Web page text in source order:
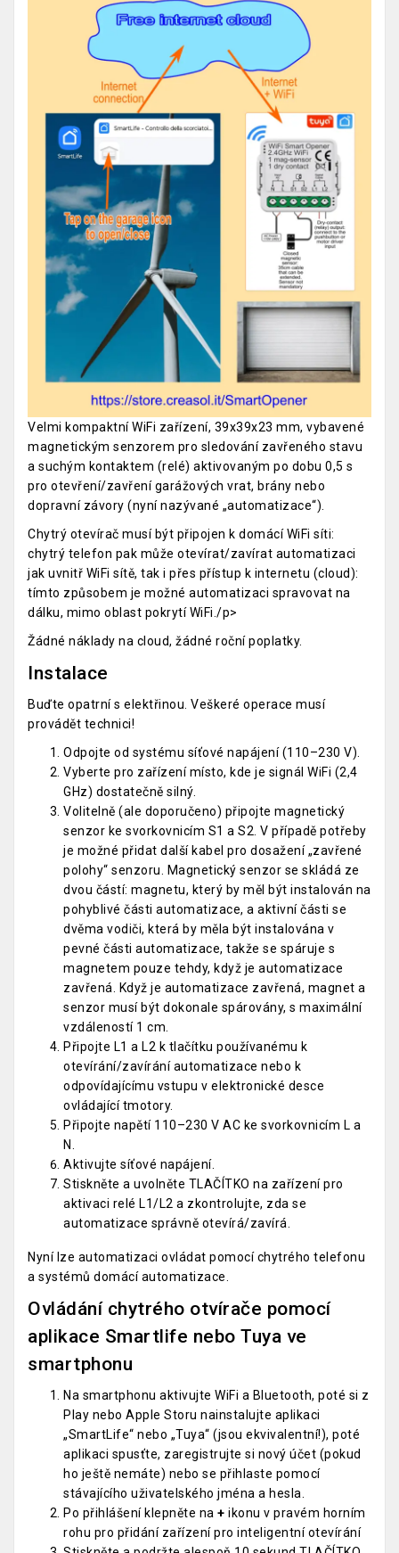
Velmi kompaktní WiFi zařízení, 39x39x23 mm, vybavené
magnetickým senzorem pro sledování zavřeného stavu
a suchým kontaktem (relé) aktivovaným po dobu 0,5 s
pro otevření/zavření garážových vrat, brány nebo
dopravní závory (nyní nazývané „automatizace“).
Chytrý otevírač musí být připojen k domácí WiFi síti:
chytrý telefon pak může otevírat/zavírat automatizaci
jak uvnitř WiFi sítě, tak i přes přístup k internetu (cloud):
tímto způsobem je možné automatizaci spravovat na
dálku, mimo oblast pokrytí WiFi./p>
Žádné náklady na cloud, žádné roční poplatky.
Instalace
Buďte opatrní s elektřinou. Veškeré operace musí
provádět technici!
Odpojte od systému síťové napájení (110–230 V).
Vyberte pro zařízení místo, kde je signál WiFi (2,4
GHz) dostatečně silný.
Volitelně (ale doporučeno) připojte magnetický
senzor ke svorkovnicím S1 a S2. V případě potřeby
je možné přidat další kabel pro dosažení „zavřené
polohy“ senzoru. Magnetický senzor se skládá ze
dvou částí: magnetu, který by měl být instalován na
pohyblivé části automatizace, a aktivní části se
dvěma vodiči, která by měla být instalována v
pevné části automatizace, takže se spáruje s
magnetem pouze tehdy, když je automatizace
zavřená. Když je automatizace zavřená, magnet a
senzor musí být dokonale spárovány, s maximální
vzdáleností 1 cm.
Připojte L1 a L2 k tlačítku používanému k
otevírání/zavírání automatizace nebo k
odpovídajícímu vstupu v elektronické desce
ovládající tmotory.
Připojte napětí 110–230 V AC ke svorkovnicím L a
N.
Aktivujte síťové napájení.
Stiskněte a uvolněte TLAČÍTKO na zařízení pro
aktivaci relé L1/L2 a zkontrolujte, zda se
automatizace správně otevírá/zavírá.
Nyní lze automatizaci ovládat pomocí chytrého telefonu
a systémů domácí automatizace.
Ovládání chytrého otvírače pomocí
aplikace Smartlife nebo Tuya ve
smartphonu
Na smartphonu aktivujte WiFi a Bluetooth, poté si z
Play nebo Apple Storu nainstalujte aplikaci
„SmartLife“ nebo „Tuya“ (jsou ekvivalentní!), poté
aplikaci spusťte, zaregistrujte si nový účet (pokud
ho ještě nemáte) nebo se přihlaste pomocí
stávajícího uživatelského jména a hesla.
Po přihlášení klepněte na + ikonu v pravém horním
rohu pro přidání zařízení pro inteligentní otevírání